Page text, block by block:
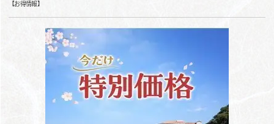
【お得情報】